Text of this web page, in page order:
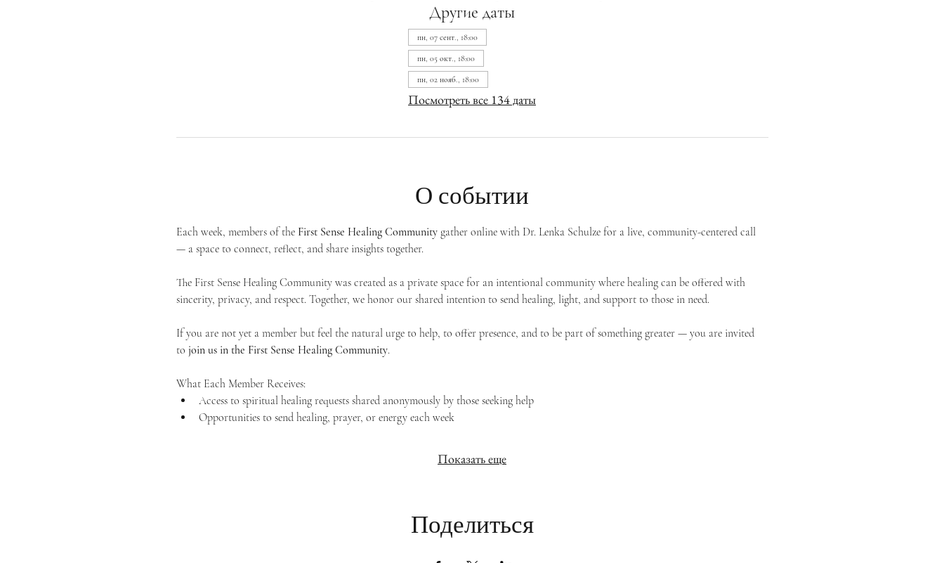
Другие даты
пн, 07 сент., 18:00
пн, 05 окт., 18:00
пн, 02 нояб., 18:00
Посмотреть все 134 даты
О событии
Each week, members of the First Sense Healing Community gather online with Dr. Lenka Schulze for a live, community-centered call
— a space to connect, reflect, and share insights together.
The First Sense Healing Community was created as a private space for an intentional community where healing can be offered with
sincerity, privacy, and respect. Together, we honor our shared intention to send healing, light, and support to those in need.
If you are not yet a member but feel the natural urge to help, to offer presence, and to be part of something greater — you are invited
to join us in the First Sense Healing Community.
What Each Member Receives:
Access to spiritual healing requests shared anonymously by those seeking help
Opportunities to send healing, prayer, or energy each week
Показать еще
Поделиться